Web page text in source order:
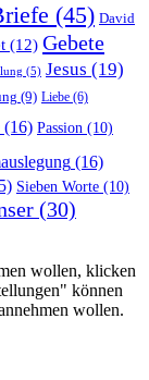
(45) David
(12) Gebete
(5) Jesus (19)
(9) Liebe (6)
(16) Passion (10)
(16)
Sieben Worte (10)
(30)
wollen, klicken
können
wollen.